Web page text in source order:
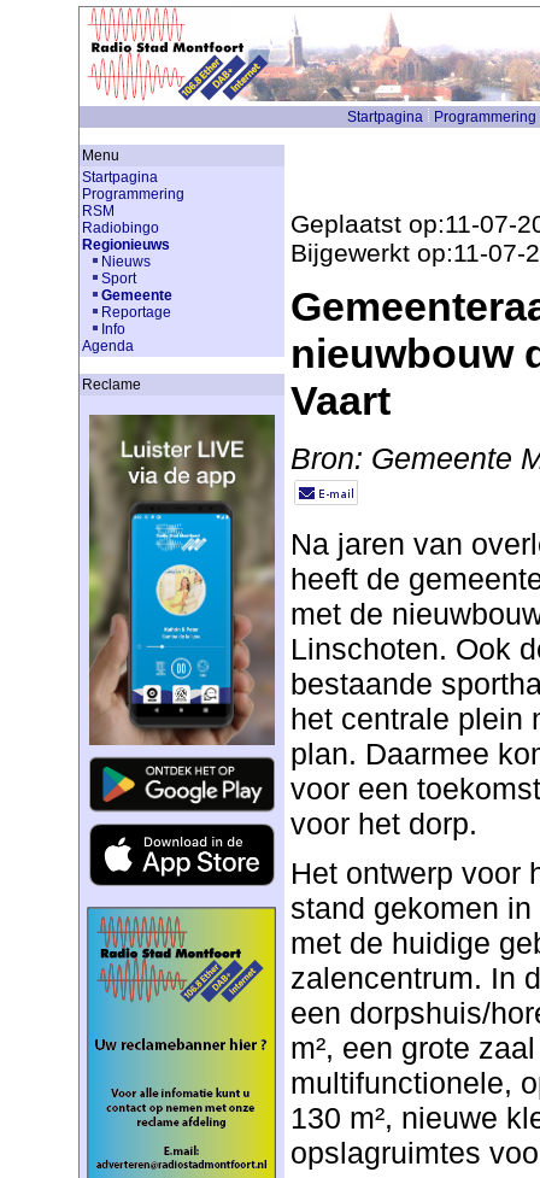
Startpagina Programmering
Menu
Startpagina
Programmering
RSM
Radiobingo
Regionieuws
Nieuws
Sport
Gemeente
Reportage
Info
Agenda
Reclame
Geplaatst op:11-07-
Bijgewerkt op:11-07-
nieuwbouw
Vaart
Bron: Gemeente
Na jaren van
heeft de
met de
Linschoten. Ook
bestaande
het centrale plein
plan. Daarmee
voor een
voor het dorp.
Het ontwerp voor
stand gekomen
met de huidige
zalencentrum. In
een dorpshuis/
m², een grote
multifunctionele,
130 m², nieuwe
opslagruimtes